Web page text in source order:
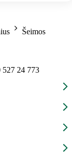
Šeimos
527 24 773